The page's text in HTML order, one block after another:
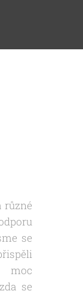
různé
se
moc
se